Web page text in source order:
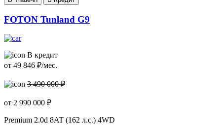
FOTON Tunland G9
В кредит
от 49 846 ₽/мес.
3 490 000 ₽
от 2 990 000 ₽
Premium 2.0d 8AT (162 л.с.) 4WD